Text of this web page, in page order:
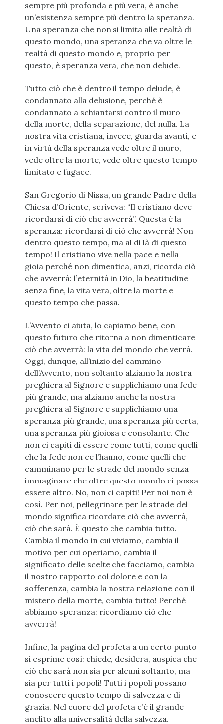
sempre più profonda e più vera, è anche
un’esistenza sempre più dentro la speranza.
Una speranza che non si limita alle realtà di
questo mondo, una speranza che va oltre le
realtà di questo mondo e, proprio per
questo, è speranza vera, che non delude.
Tutto ciò che è dentro il tempo delude, è
condannato alla delusione, perché è
condannato a schiantarsi contro il muro
della morte, della separazione, del nulla. La
nostra vita cristiana, invece, guarda avanti, e
in virtù della speranza vede oltre il muro,
vede oltre la morte, vede oltre questo tempo
limitato e fugace.
San Gregorio di Nissa, un grande Padre della
Chiesa d’Oriente, scriveva: “Il cristiano deve
ricordarsi di ciò che avverrà”. Questa è la
speranza: ricordarsi di ciò che avverrà! Non
dentro questo tempo, ma al di là di questo
tempo! Il cristiano vive nella pace e nella
gioia perché non dimentica, anzi, ricorda ciò
che avverrà: l’eternità in Dio, la beatitudine
senza fine, la vita vera, oltre la morte e
questo tempo che passa.
L’Avvento ci aiuta, lo capiamo bene, con
questo futuro che ritorna a non dimenticare
ciò che avverrà: la vita del mondo che verrà.
Oggi, dunque, all’inizio del cammino
dell’Avvento, non soltanto alziamo la nostra
preghiera al Signore e supplichiamo una fede
più grande, ma alziamo anche la nostra
preghiera al Signore e supplichiamo una
speranza più grande, una speranza più certa,
una speranza più gioiosa e consolante. Che
non ci capiti di essere come tutti, come quelli
che la fede non ce l’hanno, come quelli che
camminano per le strade del mondo senza
immaginare che oltre questo mondo ci possa
essere altro. No, non ci capiti! Per noi non è
così. Per noi, pellegrinare per le strade del
mondo significa ricordare ciò che avverrà,
ciò che sarà. È questo che cambia tutto.
Cambia il mondo in cui viviamo, cambia il
motivo per cui operiamo, cambia il
significato delle scelte che facciamo, cambia
il nostro rapporto col dolore e con la
sofferenza, cambia la nostra relazione con il
mistero della morte, cambia tutto! Perché
abbiamo speranza: ricordiamo ciò che
avverrà!
Infine, la pagina del profeta a un certo punto
si esprime così: chiede, desidera, auspica che
ciò che sarà non sia per alcuni soltanto, ma
sia per tutti i popoli! Tutti i popoli possano
conoscere questo tempo di salvezza e di
grazia. Nel cuore del profeta c’è il grande
anelito alla universalità della salvezza.